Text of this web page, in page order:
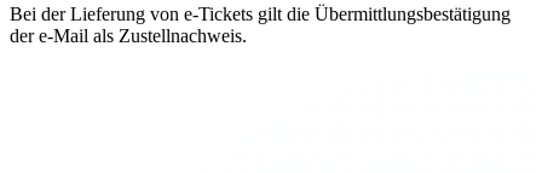
Bei der Lieferung von e-Tickets gilt die Übermittlungsbestätigung
der e-Mail als Zustellnachweis.